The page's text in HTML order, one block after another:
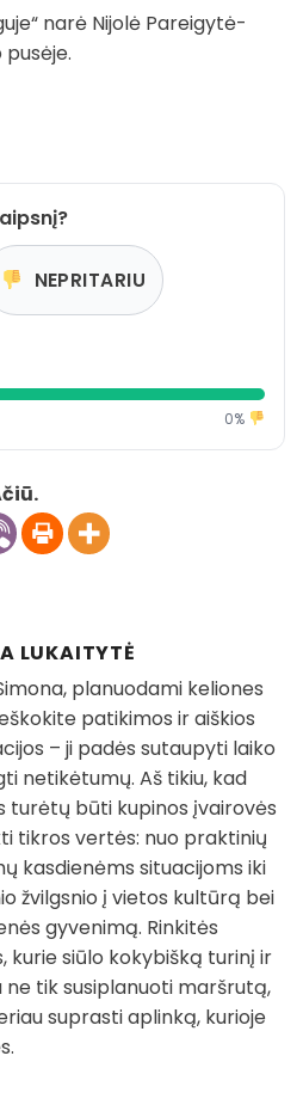
narė Nijolė Pareigytė-
pusėje.
NEPRITARIU
0%
LUKAITYTĖ
planuodami keliones
patikimos ir aiškios
– ji padės sutaupyti laiko
netikėtumų. Aš tikiu, kad
turėtų būti kupinos įvairovės
tikros vertės: nuo praktinių
kasdienėms situacijoms iki
žvilgsnio į vietos kultūrą bei
gyvenimą. Rinkitės
kurie siūlo kokybišką turinį ir
ne tik susiplanuoti maršrutą,
suprasti aplinką, kurioje